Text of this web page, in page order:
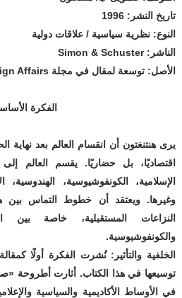
تاريخ النشر: 1996
النوع: نظرية سياسية / علاقات دولية
الناشر: Simon & Schuster
الأصل: توسعة لمقال في مجلة Foreign Affairs عام 1993
الفكرة
يرى هنتنغتون أن انقسام العالم بعد نهاية
اقتصاديًا، بل حضاريًا. يقسم العالم
الإسلامية، الكونفوشيوسية، الهندوسية،
وغيرها. ويعتقد أن خطوط التماس
النزاعات المستقبلية، خاصة بين
والكونفوشيوسية.
الخلفية والتأثير
توسيعها في هذا الكتاب. أثارت أطروحة
في الأوساط الأكاديمية والسياسية